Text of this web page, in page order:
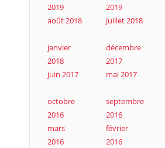
2019
2019
août 2018
juillet 2018
janvier
2018
décembre
2017
juin 2017
mai 2017
octobre
2016
septembre
2016
mars
2016
février
2016